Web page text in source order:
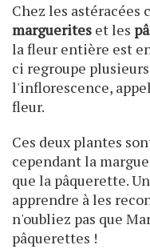
Chez les astéracées
marguerites et les
la fleur entière est
ci regroupe
l'inflorescence,
fleur.
Ces deux plantes
cependant la
que la pâquerette.
apprendre à les
n'oubliez pas que
pâquerettes !